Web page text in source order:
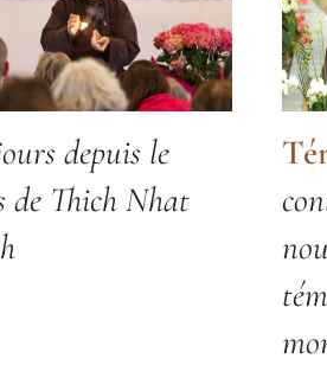
depuis le
de Thich Nhat